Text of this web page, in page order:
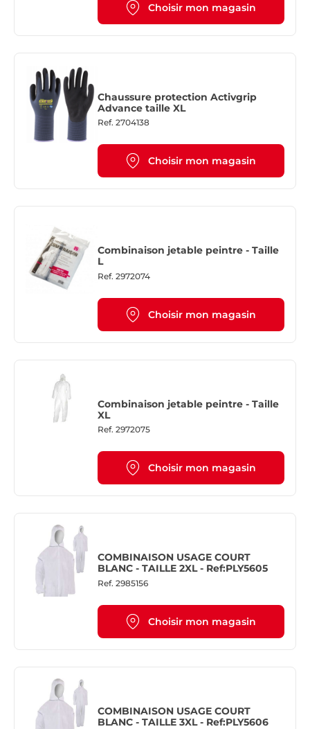
Choisir mon magasin
Chaussure protection Activgrip
Advance taille XL
Ref. 2704138
Choisir mon magasin
Combinaison jetable peintre - Taille
L
Ref. 2972074
Choisir mon magasin
Combinaison jetable peintre - Taille
XL
Ref. 2972075
Choisir mon magasin
COMBINAISON USAGE COURT
BLANC - TAILLE 2XL - Ref:PLY5605
Ref. 2985156
Choisir mon magasin
COMBINAISON USAGE COURT
BLANC - TAILLE 3XL - Ref:PLY5606